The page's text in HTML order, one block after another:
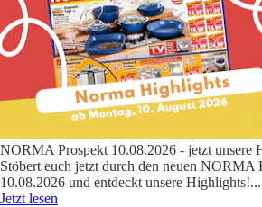
NORMA Prospekt 10.08.2026 - jetzt unsere
Stöbert euch jetzt durch den neuen NORMA
10.08.2026 und entdeckt unsere Highlights!...
Jetzt lesen